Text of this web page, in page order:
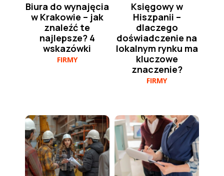
Biura do wynajęcia
w Krakowie – jak
znaleźć te
najlepsze? 4
wskazówki
FIRMY
Księgowy w
Hiszpanii –
dlaczego
doświadczenie na
lokalnym rynku ma
kluczowe
znaczenie?
FIRMY